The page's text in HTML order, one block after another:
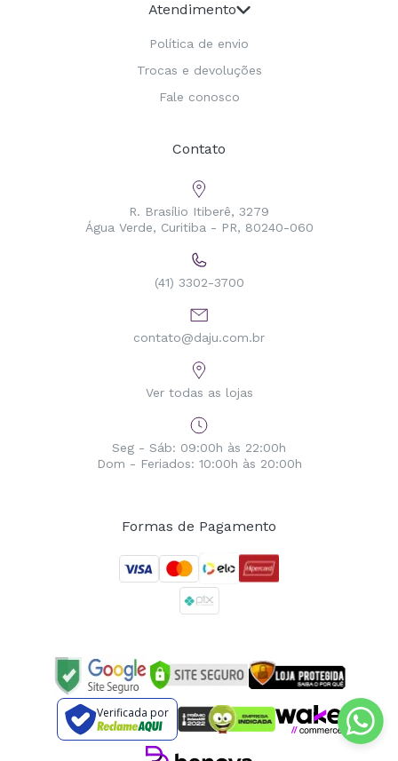
Atendimento
Política de envio
Trocas e devoluções
Fale conosco
Contato
R. Brasílio Itiberê, 3279
Água Verde, Curitiba - PR, 80240-060
(41) 3302-3700
contato@daju.com.br
Ver todas as lojas
Seg - Sáb: 09:00h às 22:00h
Dom - Feriados: 10:00h às 20:00h
Formas de Pagamento
Verificada por